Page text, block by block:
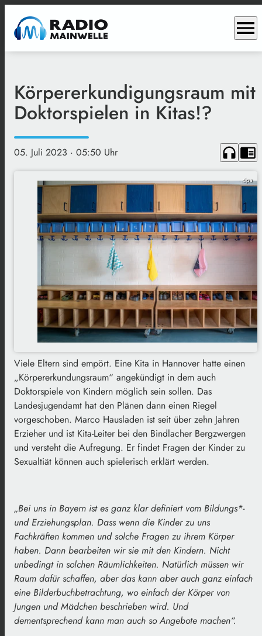
menu
Körpererkundigungsraum mit
Doktorspielen in Kitas!?
05. Juli 2023 · 05:50 Uhr headphones chrome_reader_mode
dpa
Viele Eltern sind empört. Eine Kita in Hannover hatte einen
„Körpererkundungsraum“ angekündigt in dem auch
Doktorspiele von Kindern möglich sein sollen. Das
Landesjugendamt hat den Plänen dann einen Riegel
vorgeschoben. Marco Hausladen ist seit über zehn Jahren
Erzieher und ist Kita-Leiter bei den Bindlacher Bergzwergen
und versteht die Aufregung. Er findet Fragen der Kinder zu
Sexualtiät können auch spielerisch erklärt werden.
„Bei uns in Bayern ist es ganz klar definiert vom Bildungs*-
und Erziehungsplan. Dass wenn die Kinder zu uns
Fachkräften kommen und solche Fragen zu ihrem Körper
haben. Dann bearbeiten wir sie mit den Kindern. Nicht
unbedingt in solchen Räumlichkeiten. Natürlich müssen wir
Raum dafür schaffen, aber das kann aber auch ganz einfach
eine Bilderbuchbetrachtung, wo einfach der Körper von
Jungen und Mädchen beschrieben wird. Und
dementsprechend kann man auch so Angebote machen“.